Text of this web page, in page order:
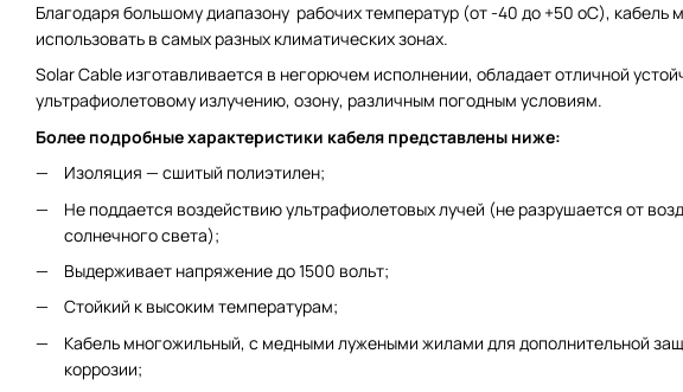
Благодаря большому диапазону рабочих температур (от -40 до +50 ºС), кабель
использовать в самых разных климатических зонах.
Solar Cable изготавливается в негорючем исполнении, обладает отличной
ультрафиолетовому излучению, озону, различным погодным условиям.
Более подробные характеристики кабеля представлены ниже:
Изоляция — сшитый полиэтилен;
Не поддается воздействию ультрафиолетовых лучей (не разрушается от
солнечного света);
Выдерживает напряжение до 1500 вольт;
Стойкий к высоким температурам;
Кабель многожильный, с медными лужеными жилами для дополнительной
коррозии;